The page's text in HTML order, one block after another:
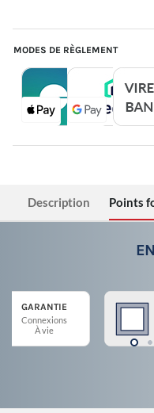
MODES DE RÈGLEMENT
Description Points
GARANTIE
Connexions
À vie